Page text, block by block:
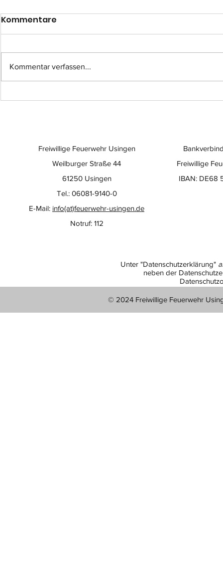
Einsatz-Nr.: 057
Kommentare
Kommentar verfassen...
Freiwillige
IBAN: DE68
Freiwillige Feuerwehr Usingen
Weilburger Straße 44
61250 Usingen
Tel.: 06081-9140-0
E-Mail: info(at)feuerwehr-usingen.de
Notruf: 112
Unter "Datenschutzerklärung"
neben der
© 2024 Freiwillige Feuerwehr